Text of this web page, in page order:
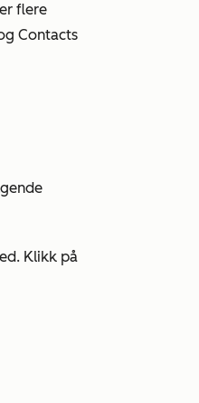
flere
Contacts
Klikk på